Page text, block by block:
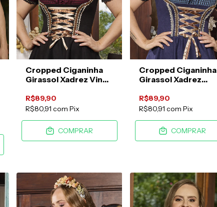
Cropped Ciganinha
Girassol Xadrez Vinho
R$89,90
R$80,91com Pix
COMPRAR
Cropped Ciganinha
Girassol Xadrez
R$89,90
R$80,91 com Pix
COMPRAR